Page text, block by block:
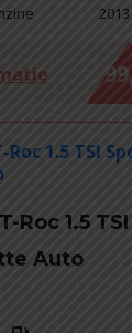
2013
€
Roc 1.5
Auto